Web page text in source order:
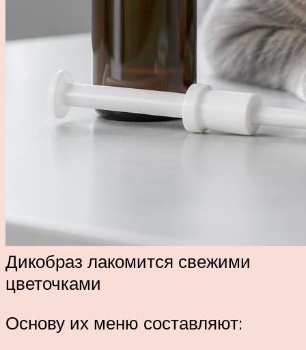
Дикобраз лакомится свежими
цветочками
Основу их меню составляют: